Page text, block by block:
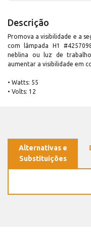
Descrição
Promova a visibilidade e a
com lâmpada H1
neblina ou luz de
aumentar a visibilidade em
• Watts: 55
• Volts: 12
Alternativas e
Substituições